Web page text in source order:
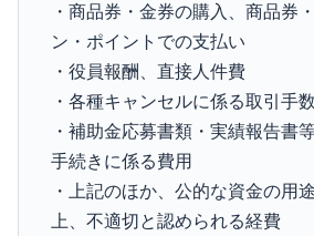
・商品券・金券の購入、商品券
ン・ポイントでの支払い
・役員報酬、直接人件費
・各種キャンセルに係る取引手
・補助金応募書類・実績報告書
手続きに係る費用
・上記のほか、公的な資金の用
上、不適切と認められる経費